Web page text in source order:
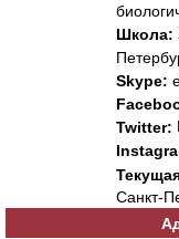
Школа:
Skype:
Twitter:
Санкт-